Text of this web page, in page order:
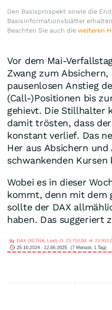
Den Basisprospekt sowie die
Basisinformationsblätter
Beachten Sie auch die weiteren
Vor dem Mai-
Zwang zum
pausenlosen Anstieg
(Call-)Positionen bis
gehievt. Die Stillhalter
damit trösten, dass
konstant verlief. Das
Her aus Absichern
schwankenden
Wobei es in dieser
kommt, denn mit dem
sollte der DAX
haben. Das suggeriert